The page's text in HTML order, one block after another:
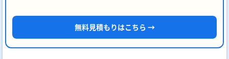
無料見積もりはこちら →